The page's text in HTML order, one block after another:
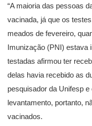
“A maioria das pessoas
vacinada, já que os
meados de fevereiro,
Imunização (PNI) estava
testadas afirmou ter
delas havia recebido as
pesquisador da Unifesp
levantamento, portanto,
vacinados.